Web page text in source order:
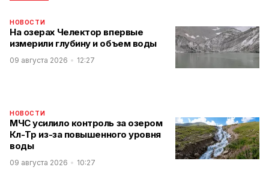
НОВОСТИ
На озерах Челектор впервые
измерили глубину и объем воды
09 августа 2026 12:27
НОВОСТИ
МЧС усилило контроль за озером
Көл-Төр из-за повышенного уровня
воды
09 августа 2026 10:27